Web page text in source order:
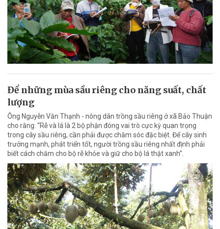
Để những mùa sầu riêng cho năng suất, chất
lượng
Ông Nguyễn Văn Thạnh - nông dân trồng sầu riêng ở xã Bảo Thuận
cho rằng: “Rễ và lá là 2 bộ phận đóng vai trò cực kỳ quan trọng
trong cây sầu riêng, cần phải được chăm sóc đặc biệt. Để cây sinh
trưởng mạnh, phát triển tốt, người trồng sầu riêng nhất định phải
biết cách chăm cho bộ rễ khỏe và giữ cho bộ lá thật xanh”.